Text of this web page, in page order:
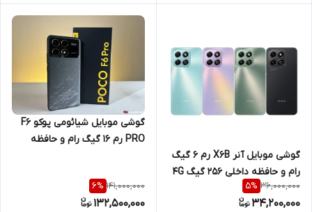
گوشی موبایل آنر X6B رم 6 گیگ
رام و حافظه داخلی 256 گیگ 4G
36,000,000
5%
34,200,000
گوشی موبایل شیائومی پوکو F6
PRO رم 16 گیگ رام و حافظه
141,000,000
6%
132,500,000